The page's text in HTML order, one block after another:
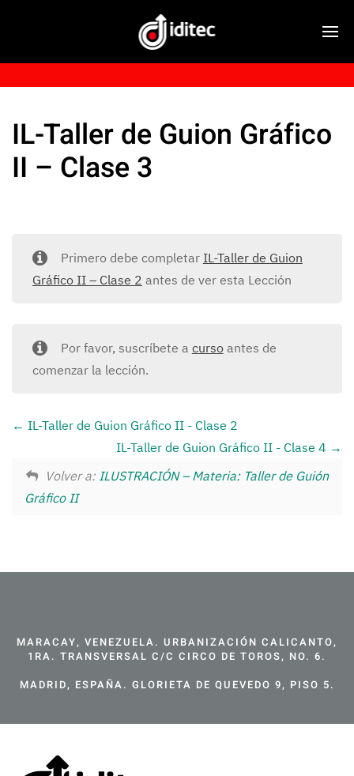
IL-Taller de Guion Gráfico
II – Clase 3
Primero debe completar IL-Taller de Guion
Gráfico II – Clase 2 antes de ver esta Lección
Por favor, suscríbete a cursoantes de
comenzar la lección.
IL-Taller de Guion Gráfico II - Clase 2
IL-Taller de Guion Gráfico II - Clase 4
Volver a: ILUSTRACIÓN – Materia: Taller de Guión
Gráfico II
MARACAY, VENEZUELA. URBANIZACIÓN CALICANTO,
1RA. TRANSVERSAL C/C CIRCO DE TOROS, NO. 6.
MADRID, ESPAÑA. GLORIETA DE QUEVEDO 9, PISO 5.